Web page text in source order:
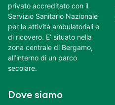
privato accreditato con il
Servizio Sanitario Nazionale
per le attività ambulatoriali e
di ricovero. E’ situato nella
zona centrale di Bergamo,
all’interno di un parco
secolare.
Dove siamo